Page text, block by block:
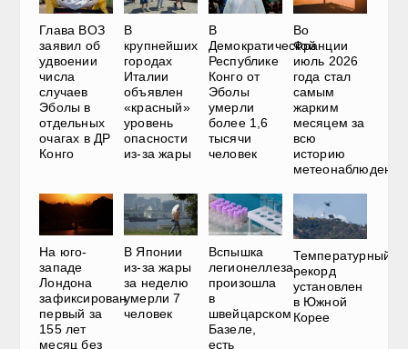
Глава ВОЗ
заявил об
удвоении
числа
случаев
Эболы в
отдельных
очагах в ДР
Конго
В
крупнейших
городах
Италии
объявлен
«красный»
уровень
опасности
из-за жары
В
Демократической
Республике
Конго от
Эболы
умерли
более 1,6
тысячи
человек
Во
Франции
июль 2026
года стал
самым
жарким
месяцем за
всю
историю
метеонаблюдений
На юго-
западе
Лондона
зафиксирован
первый за
155 лет
месяц без
В Японии
из-за жары
за неделю
умерли 7
человек
Вспышка
легионеллеза
произошла
в
швейцарском
Базеле,
есть
Температурный
рекорд
установлен
в Южной
Корее